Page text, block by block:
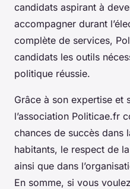
candidats aspirant à
accompagner durant
complète de services,
candidats les outils
politique réussie.
Grâce à son expertise et
l’association Politicae.fr
chances de succès dans
habitants, le respect de
ainsi que dans
En somme, si vous